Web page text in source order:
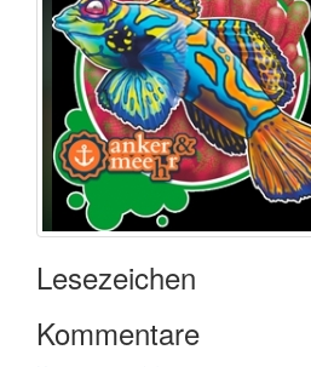
Lesezeichen
Kommentare